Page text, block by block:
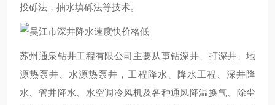
投砾法，抽水填砾法等技术。
苏州通泉钻井工程有限公司主要从事钻深井、打深井、地
源热泵井、水源热泵井，工程降水、降水工程、深井降
水、管井降水、水空调冷风机及各种通风降温换气、除尘